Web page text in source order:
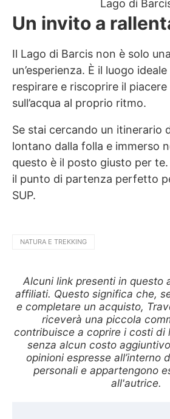
Lago di
Un invito a
Il Lago di Barcis non è solo
un’esperienza. È il luogo
respirare e riscoprire il
sull’acqua al proprio ritmo.
Se stai cercando un itinerario
lontano dalla folla e immerso
questo è il posto giusto per
il punto di partenza perfetto
SUP.
NATURA E TREKKING
Alcuni link presenti in questo
affiliati. Questo significa che,
e completare un acquisto,
riceverà una piccola
contribuisce a coprire i costi di
senza alcun costo
opinioni espresse all’interno
personali e appartengono
all'autrice.